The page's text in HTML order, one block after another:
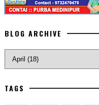
BLOG ARCHIVE
TAGS